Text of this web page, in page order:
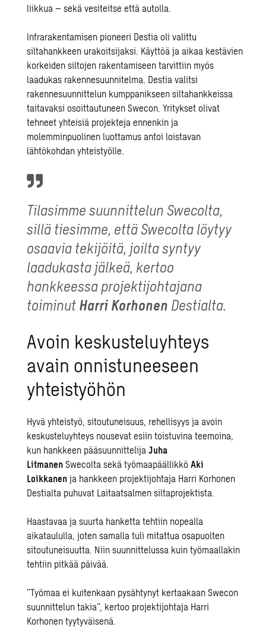
liikkua – sekä vesiteitse että autolla.
Infrarakentamisen pioneeri Destia oli valittu
siltahankkeen urakoitsijaksi. Käyttöä ja aikaa kestävien
korkeiden siltojen rakentamiseen tarvittiin myös
laadukas rakennesuunnitelma. Destia valitsi
rakennesuunnittelun kumppanikseen siltahankkeissa
taitavaksi osoittautuneen Swecon. Yritykset olivat
tehneet yhteisiä projekteja ennenkin ja
molemminpuolinen luottamus antoi loistavan
lähtökohdan yhteistyölle.
Tilasimme suunnittelun Swecolta,
sillä tiesimme, että Swecolta löytyy
osaavia tekijöitä, joilta syntyy
laadukasta jälkeä, kertoo
hankkeessa projektijohtajana
toiminut Harri Korhonen Destialta.
Avoin keskusteluyhteys
avain onnistuneeseen
yhteistyöhön
Hyvä yhteistyö, sitoutuneisuus, rehellisyys ja avoin
keskusteluyhteys nousevat esiin toistuvina teemoina,
kun hankkeen pääsuunnittelijaJuha
Litmanen Swecolta sekä työmaapäällikkö Aki
Loikkanen ja hankkeen projektijohtaja Harri Korhonen
Destialta puhuvat Laitaatsalmen siltaprojektista.
Haastavaa ja suurta hanketta tehtiin nopealla
aikataululla, joten samalla tuli mitattua osapuolten
sitoutuneisuutta. Niin suunnittelussa kuin työmaallakin
tehtiin pitkää päivää.
”Työmaa ei kuitenkaan pysähtynyt kertaakaan Swecon
suunnittelun takia”, kertoo projektijohtaja Harri
Korhonen tyytyväisenä.